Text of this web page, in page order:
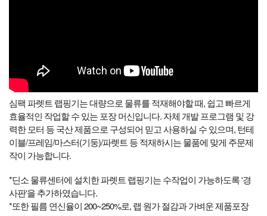
심팩 파렛트 랩핑기는 대량으로 물류를 적재해야할 때, 쉽고 빠르게
효율적인 작업할 수 있는 포장 머신입니다. 자체 개발 프로그램 및 강
력한 모터 등 국산 제품으로 구성되어 믿고 사용하실 수 있으며, 턴테
이블/프레임/마스터(기둥)/파렛트 등 적재하시는 물품에 맞게 주문제
작이 가능합니다.
*딘소 물류센터에 설치한 파렛트 랩핑기는 수작업이 가능하도록 '경
사판'을 추가하였습니다.
*또한 필름 연신율이 200~250%로, 랩 원가 절감과 가벼운 제품포장